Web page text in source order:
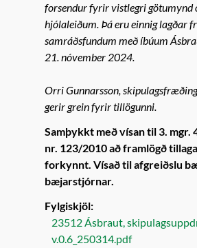
forsendur fyrir vistlegri götumynd
hjólaleiðum. Þá eru einnig lagðar
samráðsfundum með íbúum
21. nóvember 2024.
Orri Gunnarsson,
gerir grein fyrir tillögunni.
Samþykkt með vísan til 3. mgr.
nr. 123/2010 að framlögð
forkynnt. Vísað til afgreiðslu
bæjarstjórnar.
Fylgiskjöl:
23512 Ásbraut,
v.0.6_250314.pdf